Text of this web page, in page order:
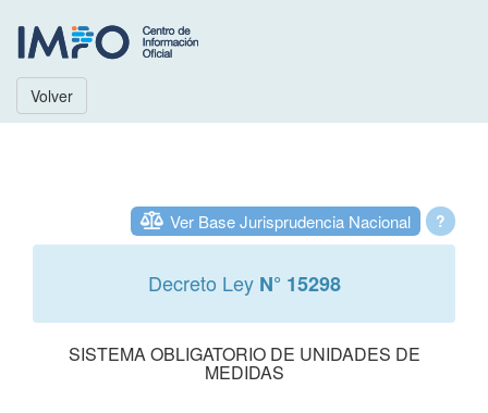
Volver
?
Ver Base Jurisprudencia Nacional
Decreto Ley N° 15298
SISTEMA OBLIGATORIO DE UNIDADES DE
MEDIDAS